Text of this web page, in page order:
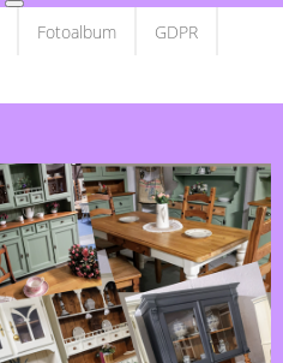
Fotoalbum GDPR